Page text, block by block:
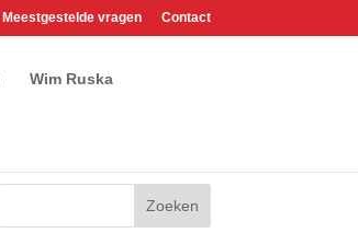
Meestgestelde vragen Contact
Wim Ruska